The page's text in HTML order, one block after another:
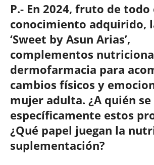
P.- En 2024, fruto de todo
conocimiento adquirido,
‘Sweet by Asun Arias’,
complementos
dermofarmacia para
cambios físicos y
mujer adulta. ¿A quién
específicamente estos
¿Qué papel juegan la
suplementación?